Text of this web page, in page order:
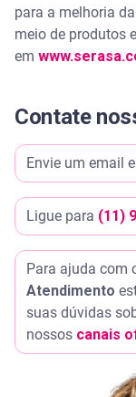
para a melhoria
meio de produtos
em
Contate
Envie um email
Ligue para (11)
Para ajuda com
Atendimento
suas dúvidas
nossos canais